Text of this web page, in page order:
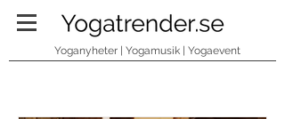
Yoganyheter | Yogamusik | Yogaevent